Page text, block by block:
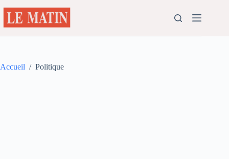
au
contenu
Accueil / Politique